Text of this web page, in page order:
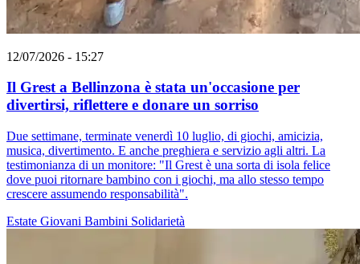
12/07/2026 - 15:27
Il Grest a Bellinzona è stata un'occasione per
divertirsi, riflettere e donare un sorriso
Due settimane, terminate venerdì 10 luglio, di giochi, amicizia,
musica, divertimento. E anche preghiera e servizio agli altri. La
testimonianza di un monitore: "Il Grest è una sorta di isola felice
dove puoi ritornare bambino con i giochi, ma allo stesso tempo
crescere assumendo responsabilità".
Estate Giovani Bambini Solidarietà